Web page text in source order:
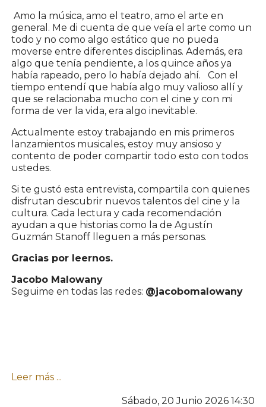
Amo la música, amo el teatro, amo el arte en
general. Me di cuenta de que veía el arte como un
todo y no como algo estático que no pueda
moverse entre diferentes disciplinas. Además, era
algo que tenía pendiente, a los quince años ya
había rapeado, pero lo había dejado ahí. Con el
tiempo entendí que había algo muy valioso allí y
que se relacionaba mucho con el cine y con mi
forma de ver la vida, era algo inevitable.
Actualmente estoy trabajando en mis primeros
lanzamientos musicales, estoy muy ansioso y
contento de poder compartir todo esto con todos
ustedes.
Si te gustó esta entrevista, compartila con quienes
disfrutan descubrir nuevos talentos del cine y la
cultura. Cada lectura y cada recomendación
ayudan a que historias como la de Agustín
Guzmán Stanoff lleguen a más personas.
Gracias por leernos.
Jacobo Malowany
Seguime en todas las redes: @jacobomalowany
Leer más ...
Sábado, 20 Junio 2026 14:30